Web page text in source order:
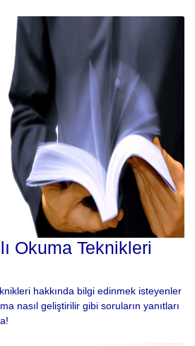
Okuma Teknikleri
hakkında bilgi edinmek isteyenler
nasıl geliştirilir gibi soruların yanıtları